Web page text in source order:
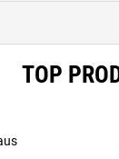
TOP